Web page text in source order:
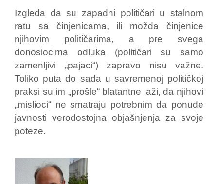
Izgleda da su zapadni političari u stalnom
ratu sa činjenicama, ili možda činjenice
njihovim političarima, a pre svega
donosiocima odluka (političari su samo
zamenljivi „pajaci“) zapravo nisu važne.
Toliko puta do sada u savremenoj političkoj
praksi su im „prošle“ blatantne laži, da njihovi
„mislioci“ ne smatraju potrebnim da ponude
javnosti verodostojna objašnjenja za svoje
poteze.